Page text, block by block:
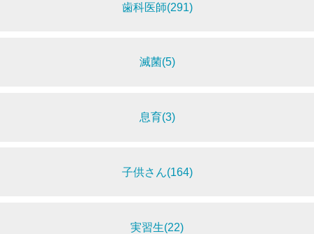
歯科医師(291)
滅菌(5)
息育(3)
子供さん(164)
実習生(22)